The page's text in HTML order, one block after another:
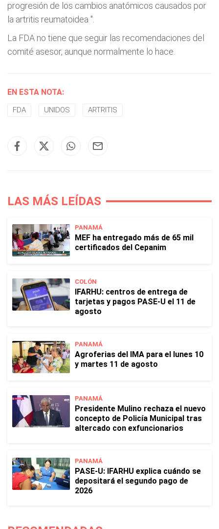
progresión de los cambios anatómicos causados por
la artritis reumatoidea ".
La FDA no tiene que seguir las recomendaciones del
comité asesor, aunque normalmente lo hace.
EN ESTA NOTA:
FDA UNIDOS ARTRITIS
LAS MÁS LEÍDAS
PANAMÁ
MEF ha entregado más de 65 mil
certificados del Cepanim
COLÓN
IFARHU: centros de entrega de
tarjetas y pagos PASE-U el 11 de
agosto
PANAMÁ
Agroferias del IMA para el lunes 10
y martes 11 de agosto
PANAMÁ
Presidente Mulino rechaza el nuevo
concepto de Policía Municipal tras
altercado con exfuncionarios
PANAMÁ
PASE-U: IFARHU explica cuándo se
depositará el segundo pago de
2026